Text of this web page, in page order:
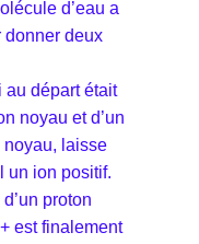
d’eau a
donner deux
au départ était
noyau et d’un
noyau, laisse
un ion positif.
proton
est finalement